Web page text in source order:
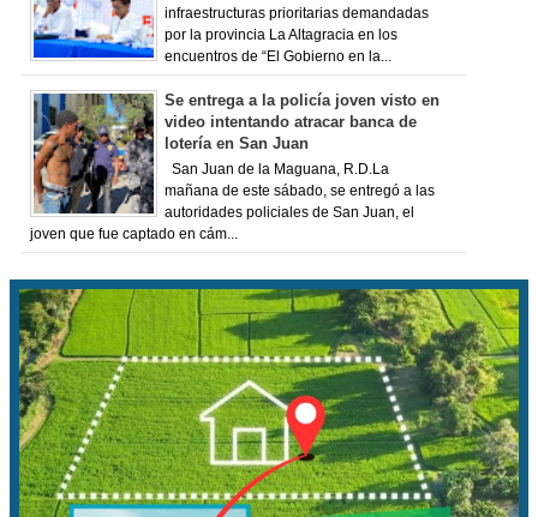
infraestructuras prioritarias demandadas
por la provincia La Altagracia en los
encuentros de “El Gobierno en la...
Se entrega a la policía joven visto en
video intentando atracar banca de
lotería en San Juan
San Juan de la Maguana, R.D.La
mañana de este sábado, se entregó a las
autoridades policiales de San Juan, el
joven que fue captado en cám...